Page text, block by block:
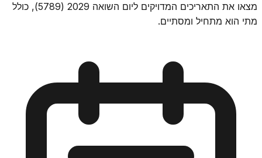
מצאו את התאריכים המדויקים ליום השואה 2029 (5789), כולל
מתי הוא מתחיל ומסתיים.